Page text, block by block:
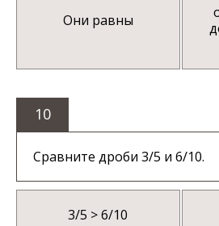
Они равны
10
Сравните дроби 3/5 и 6/10.
3/5 > 6/10